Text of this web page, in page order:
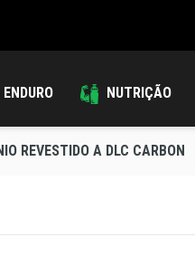
NUTRIÇÃO
REVESTIDO A DLC CARBON